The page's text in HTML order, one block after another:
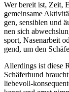
Wer bereit ist, Zeit,
gemein­sa­me
gen, sen­si­blen und
nen sich
sport, Nasen­ar­beit
gend, um den
Aller­dings ist die­se
Schä­fer­hund
lie­be­voll-